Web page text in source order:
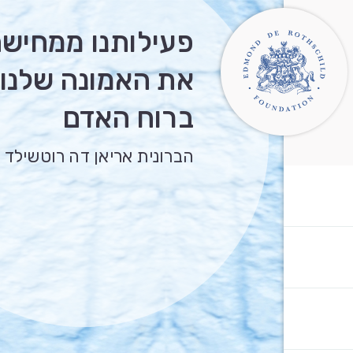
פעילותנו
את האמונה שלנו
ברוח האדם
הברונית אריאן דה רוטשילד